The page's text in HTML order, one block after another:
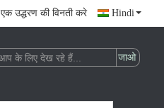
एक उद्धरण की विनती करे Hindi